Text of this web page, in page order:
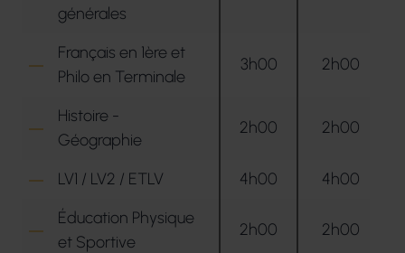
générales
Français en 1ère et
Philo en Terminale
3h00 2h00
Histoire -
Géographie
2h00 2h00
LV1 / LV2 / ETLV 4h00
4h00
Éducation Physique
et Sportive
2h00 2h00